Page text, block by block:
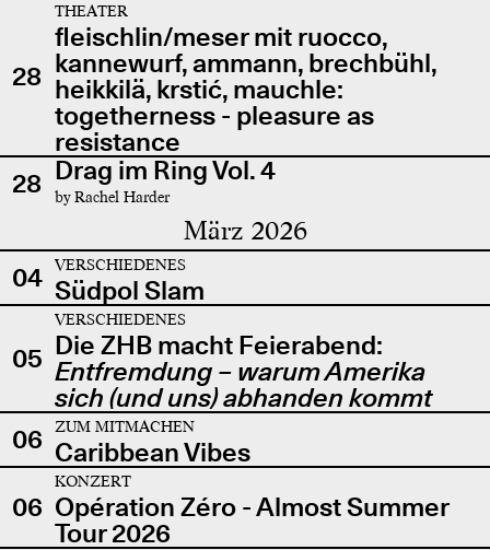
28
THEATER
fleischlin/meser mit ruocco,
kannewurf, ammann, brechbühl,
heikkilä, krstić, mauchle:
togetherness - pleasure as
resistance
28 Drag im Ring Vol. 4
by Rachel Harder
März 2026
04 VERSCHIEDENES
Südpol Slam
05
VERSCHIEDENES
Die ZHB macht Feierabend:
Entfremdung – warum Amerika
sich (und uns) abhanden kommt
06
ZUM MITMACHEN
Caribbean Vibes
06
KONZERT
Opération Zéro - Almost Summer
Tour 2026